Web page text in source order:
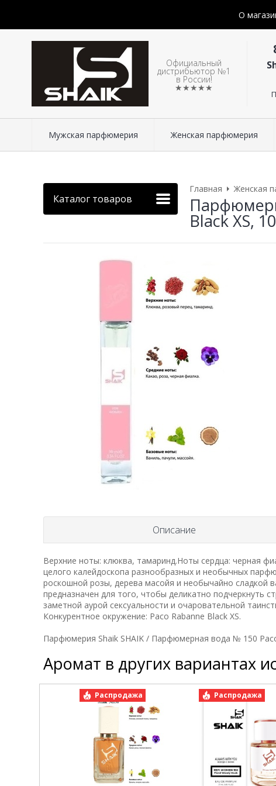
О
Официальный
дистрибьютор №1
в России!
★★★★★
Мужская парфюмерия Женская парфюмерия
Каталог товаров
Главная Женская
Black XS,
Описание
Верхние ноты: клюква, тамаринд.Ноты сердца: черная
целого калейдоскопа разнообразных и необычных
роскошной розы, дерева масойя и необычайно
предназначен для того, чтобы деликатно подчеркнуть
заметной аурой сексуальности и очаровательной
Конкурентное окружение: Paco Rabanne Black XS.
Парфюмерия Shaik SHAIK / Парфюмерная вода № 150
Аромат в других вариантах
Распродажа Распродажа